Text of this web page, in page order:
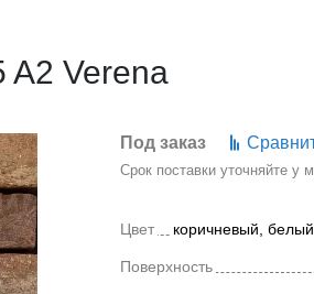
A2 Verena
Под заказ
Срок поставки уточняйте у
Цвет коричневый,
Поверхность